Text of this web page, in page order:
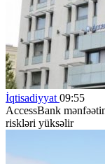
İqtisadiyyat 09:55
AccessBank
riskləri yüksəlir